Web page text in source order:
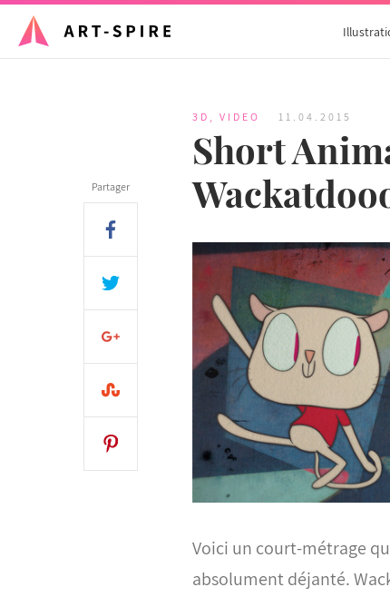
3D , VIDEO 11.04.2015
Short
Voici un court-métrage
absolument déjanté.
Partager